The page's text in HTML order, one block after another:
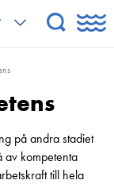
på andra stadiet
av kompetenta
till hela